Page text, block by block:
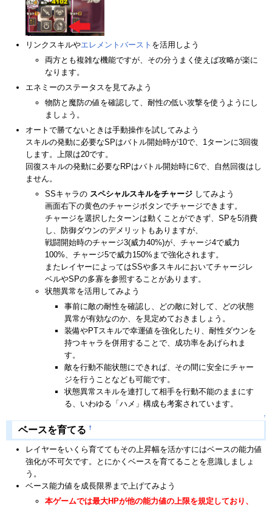
リンクスキルやエレメントバースト を活用しよう
両方とも複雑な機能ですが、その分うまく使えば攻略が楽に
なります。
エネミーのステータスを見てみよう
物防と魔防の値を確認して、耐性の低い攻撃を使うようにし
ましょう。
オートで勝てないときは手動操作を試してみよう
スキルの発動に必要なSPはバトル開始時が10で、1ターンに3回復
します。上限は20です。
回復スキルの発動に必要なRPはバトル開始時に6で、自然回復はし
ません。
SSキャラの スペシャルスキルをチャージ してみよう
画面右下の黄色のチャージボタンでチャージできます。
チャージを選択したターンは動くことができず、SPを5消費
し、防御ダウンのデメリットもありますが、
戦闘開始時のチャージ3(威力40%)が、チャージ4で威力
100%、チャージ5で威力150%まで強化されます。
またレイヤーによってはSSや多スキルにおいてチャージレ
ベルやSPの多寡を参照することがあります。
状態異常を活用してみよう
事前に敵の耐性を確認し、どの敵に対して、どの状態
異常が有効なのか、を見定めておきましょう。
装備やPTスキルで幸運値を強化したり、耐性ダウンを
持つキャラを併用することで、成功率をあげられま
す。
敵を行動不能状態にできれば、その間に安全にチャー
ジを行うことなども可能です。
状態異常スキルを連打して相手を行動不能のままにす
る、いわゆる「ハメ」構成も考案されています。
↑
ベースを育てる †
レイヤーをいくら育ててもその上昇幅を活かすにはベースの能力値
強化が不可欠です。とにかくベースを育てることを意識しましょ
う。
ベース能力値を成長限界まで上げてみよう
本ゲームでは最大HPが他の能力値の上限を規定しており、